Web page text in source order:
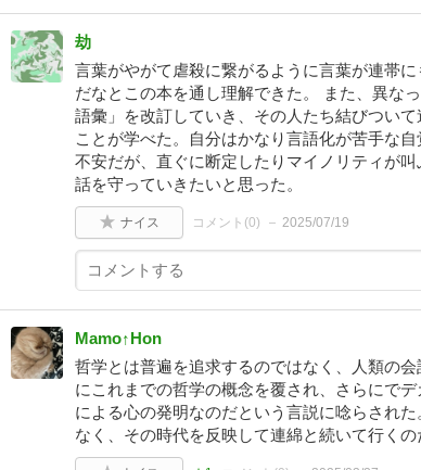
劫
言葉がやがて虐殺に繋がるように言葉が連帯
だなとこの本を通し理解できた。 また、異な
語彙」を改訂していき、その人たち結びつい
ことが学べた。自分はかなり言語化が苦手な
不安だが、直ぐに断定したりマイノリティが
話を守っていきたいと思った。
ナイス コメント(0) 2025/07/19
Mamo↑Hon
哲学とは普遍を追求するのではなく、人類の
にこれまでの哲学の概念を覆され、さらにで
による心の発明なのだという言説に唸らされ
なく、その時代を反映して連綿と続いて行くの